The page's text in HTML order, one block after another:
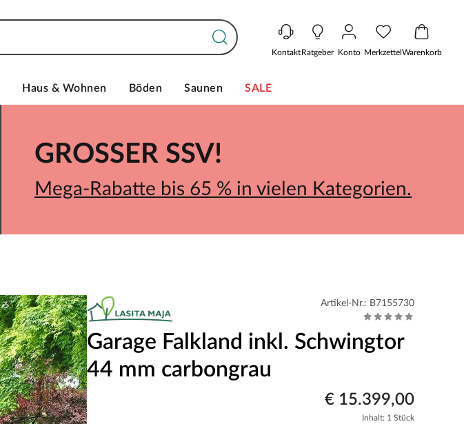
KontaktRatgeber Konto MerkzettelWarenkorb
Haus & Wohnen Böden Saunen SALE
GROSSER SSV!
Mega-Rabatte bis 65 % in vielen Kategorien.
Artikel-Nr.: B7155730
Garage Falkland inkl. Schwingtor
44 mm carbongrau
€ 15.399,00
Inhalt: 1 Stück